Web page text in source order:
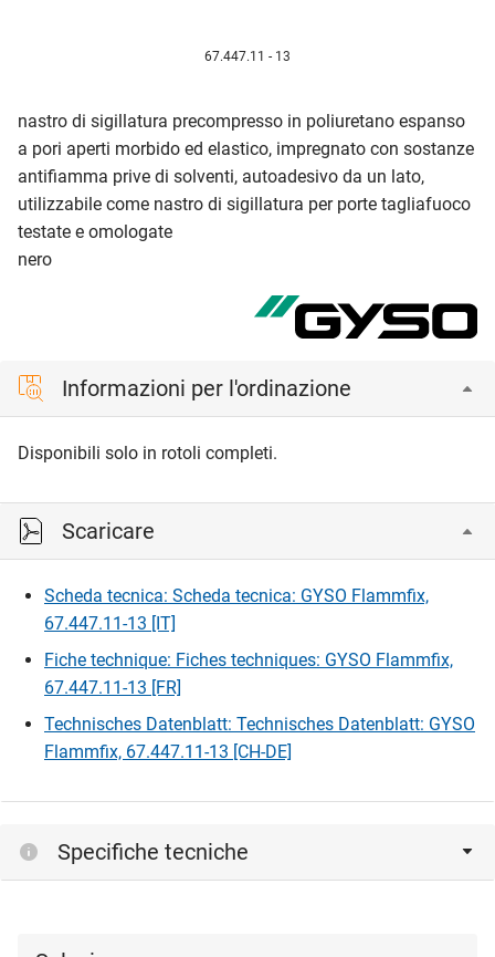
67.447.11 - 13
nastro di sigillatura precompresso in poliuretano espanso
a pori aperti morbido ed elastico, impregnato con sostanze
antifiamma prive di solventi, autoadesivo da un lato,
utilizzabile come nastro di sigillatura per porte tagliafuoco
testate e omologate
nero
Informazioni per l'ordinazione
Disponibili solo in rotoli completi.
Scaricare
Scheda tecnica: Scheda tecnica: GYSO Flammfix,
67.447.11-13 [IT]
Fiche technique: Fiches techniques: GYSO Flammfix,
67.447.11-13 [FR]
Technisches Datenblatt: Technisches Datenblatt: GYSO
Flammfix, 67.447.11-13 [CH-DE]
Specifiche tecniche